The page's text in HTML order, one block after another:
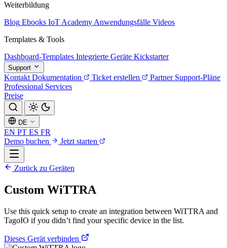
Weiterbildung
Blog Ebooks IoT Academy Anwendungsfälle Videos
Templates & Tools
Dashboard-Templates Integrierte Geräte Kickstarter
Support
Kontakt Dokumentation Ticket erstellen Partner Support-Pläne
Professional Services
Preise
DE
EN PT ES FR
Demo buchen
Jetzt starten
Zurück zu Geräten
Custom WiTTRA
Use this quick setup to create an integration between WiTTRA and
TagoIO if you didn’t find your specific device in the list.
Dieses Gerät verbinden